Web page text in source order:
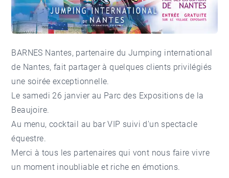
BARNES Nantes, partenaire du Jumping international
de Nantes, fait partager à quelques clients privilégiés
une soirée exceptionnelle.
Le samedi 26 janvier au Parc des Expositions de la
Beaujoire.
Au menu, cocktail au bar VIP suivi d'un spectacle
équestre.
Merci à tous les partenaires qui vont nous faire vivre
un moment inoubliable et riche en émotions.